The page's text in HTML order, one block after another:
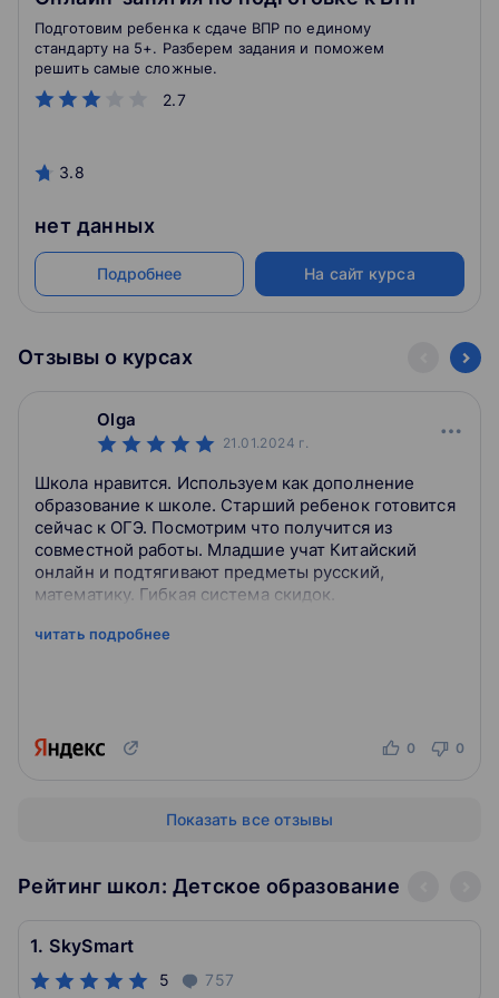
2.7
Подготовим ребенка к сдаче ВПР по единому
стандарту на 5+. Разберем задания и поможем
решить самые сложные.
3.8
нет данных
Подробнее На сайт курса
Отзывы о курсах
Olga
21.01.2024 г.
Школа нравится. Используем как дополнение
образование к школе. Старший ребенок готовится
сейчас к ОГЭ. Посмотрим что получится из
совместной работы. Младшие учат Китайский
онлайн и подтягивают предметы русский,
математику. Гибкая система скидок.
читать подробнее
0 0
Показать все отзывы
Рейтинг школ: Детское образование
1. SkySmart
5 757